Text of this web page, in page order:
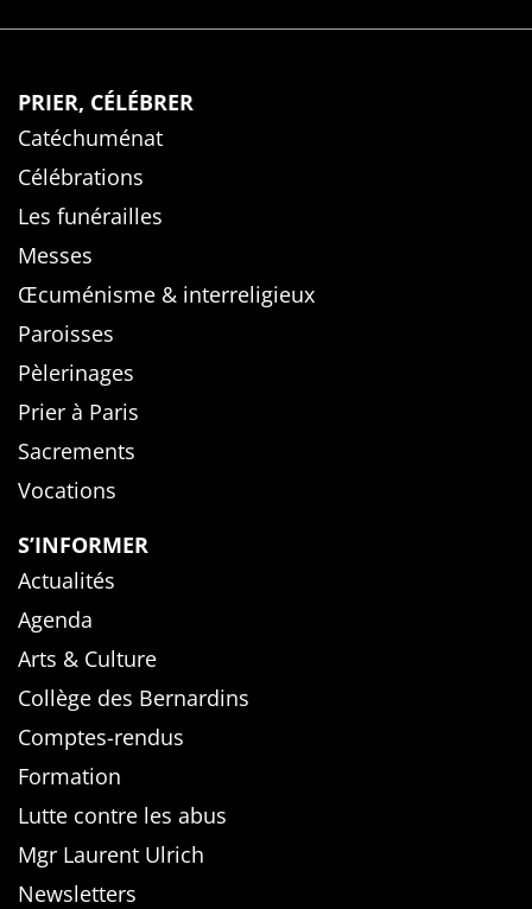
PRIER, CÉLÉBRER
Catéchuménat
Célébrations
Les funérailles
Messes
Œcuménisme & interreligieux
Paroisses
Pèlerinages
Prier à Paris
Sacrements
Vocations
S’INFORMER
Actualités
Agenda
Arts & Culture
Collège des Bernardins
Comptes-rendus
Formation
Lutte contre les abus
Mgr Laurent Ulrich
Newsletters